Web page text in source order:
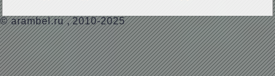
© arambel.ru, 2010-2025